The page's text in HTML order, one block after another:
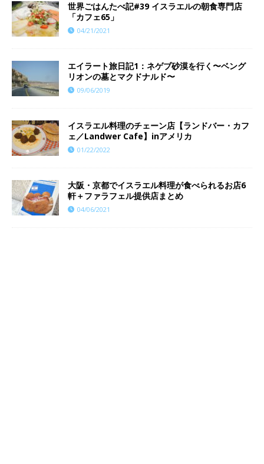
世界ごはんたべ記#39 イスラエルの朝食専門店
「カフェ65」
04/21/2021
エイラート旅日記1：ネゲブ砂漠を行く〜ベング
リオンの墓とマクドナルド〜
09/06/2019
イスラエル料理のチェーン店【ランドバー・カフ
ェ／Landwer Cafe】inアメリカ
01/22/2022
大阪・京都でイスラエル料理が食べられるお店6
軒＋ファラフェル提供店まとめ
04/06/2021